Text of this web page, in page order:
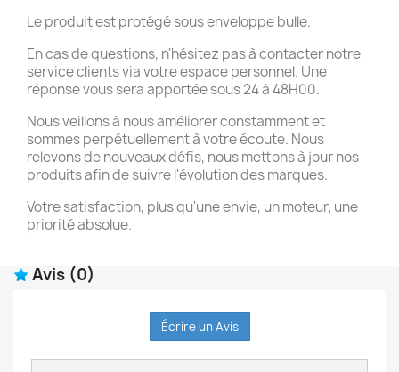
Le produit est protégé sous enveloppe bulle.
En cas de questions, n'hésitez pas à contacter notre
service clients via votre espace personnel. Une
réponse vous sera apportée sous 24 à 48H00.
Nous veillons à nous améliorer constamment et
sommes perpétuellement à votre écoute. Nous
relevons de nouveaux défis, nous mettons à jour nos
produits afin de suivre l'évolution des marques.
Votre satisfaction, plus qu'une envie, un moteur, une
priorité absolue.
Avis (0)
Écrire un Avis